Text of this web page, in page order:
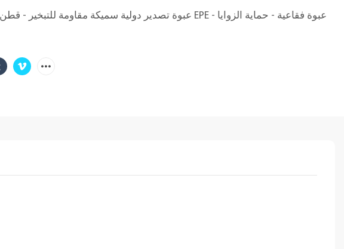
عبوة تصدير دولية سميكة مقاومة للتبخير - قطن EPE - عبوة فقاعية - حماية الزوايا